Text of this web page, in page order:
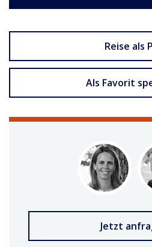
Reise als
Als Favorit
Jetzt